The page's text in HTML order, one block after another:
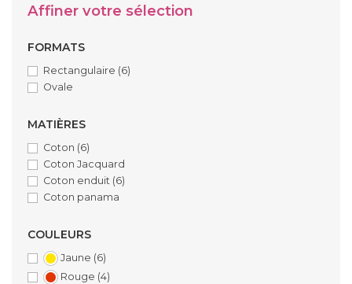
Affiner votre sélection
FORMATS
Rectangulaire (6)
Ovale
MATIÈRES
Coton (6)
Coton Jacquard
Coton enduit (6)
Coton panama
COULEURS
Jaune (6)
Rouge (4)